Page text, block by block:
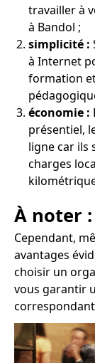
travailler à
à Bandol ;
simplicité :
à Internet
formation
économie :
présentiel,
ligne car ils
charges
À noter :
Cependant,
avantages
choisir un
vous garantir
correspondant